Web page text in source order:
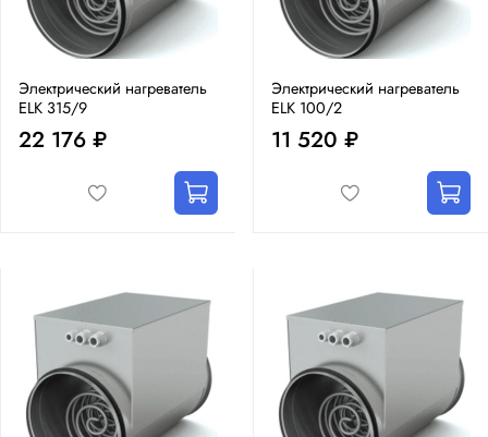
Электрический нагреватель
ELK 315/9
22 176 ₽
Электрический нагреватель
ELK 100/2
11 520 ₽